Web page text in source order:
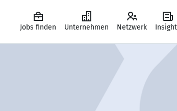
Jobs finden Unternehmen Netzwerk